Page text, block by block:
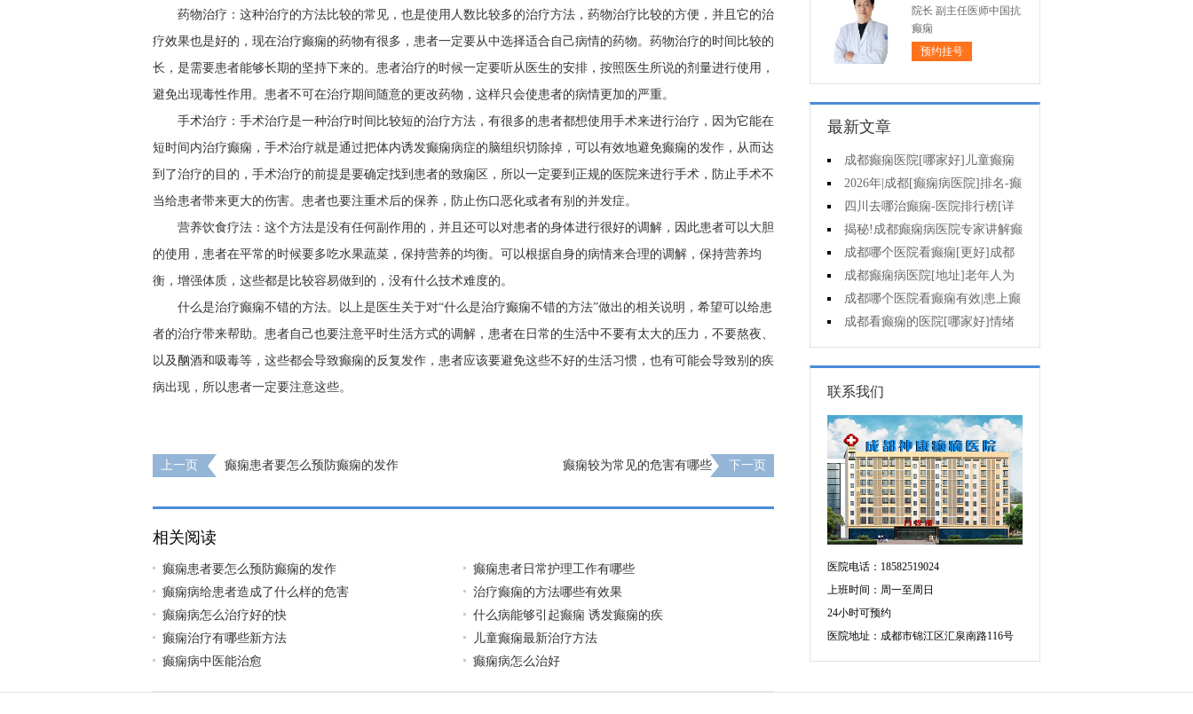
药物治疗：这种治疗的方法比较的常见，也是使用人数比较多的治疗方法，药物治疗比较的方便，并且它的治
疗效果也是好的，现在治疗癫痫的药物有很多，患者一定要从中选择适合自己病情的药物。药物治疗的时间比较的
长，是需要患者能够长期的坚持下来的。患者治疗的时候一定要听从医生的安排，按照医生所说的剂量进行使用，
避免出现毒性作用。患者不可在治疗期间随意的更改药物，这样只会使患者的病情更加的严重。
手术治疗：手术治疗是一种治疗时间比较短的治疗方法，有很多的患者都想使用手术来进行治疗，因为它能在
短时间内治疗癫痫，手术治疗就是通过把体内诱发癫痫病症的脑组织切除掉，可以有效地避免癫痫的发作，从而达
到了治疗的目的，手术治疗的前提是要确定找到患者的致痫区，所以一定要到正规的医院来进行手术，防止手术不
当给患者带来更大的伤害。患者也要注重术后的保养，防止伤口恶化或者有别的并发症。
营养饮食疗法：这个方法是没有任何副作用的，并且还可以对患者的身体进行很好的调解，因此患者可以大胆
的使用，患者在平常的时候要多吃水果蔬菜，保持营养的均衡。可以根据自身的病情来合理的调解，保持营养均
衡，增强体质，这些都是比较容易做到的，没有什么技术难度的。
什么是治疗癫痫不错的方法。以上是医生关于对“什么是治疗癫痫不错的方法”做出的相关说明，希望可以给患
者的治疗带来帮助。患者自己也要注意平时生活方式的调解，患者在日常的生活中不要有太大的压力，不要熬夜、
以及酗酒和吸毒等，这些都会导致癫痫的反复发作，患者应该要避免这些不好的生活习惯，也有可能会导致别的疾
病出现，所以患者一定要注意这些。
上一页 癫痫患者要怎么预防癫痫的发作 癫痫较为常见的危害有哪些 下一页
相关阅读
癫痫患者要怎么预防癫痫的发作
癫痫患者日常护理工作有哪些
癫痫病给患者造成了什么样的危害
治疗癫痫的方法哪些有效果
癫痫病怎么治疗好的快
什么病能够引起癫痫 诱发癫痫的疾
癫痫治疗有哪些新方法
儿童癫痫最新治疗方法
癫痫病中医能治愈
癫痫病怎么治好
院长 副主任医师中国抗
癫痫
预约挂号
最新文章
成都癫痫医院[哪家好]儿童癫痫
什么时候会发作?
2026年|成都[癫痫病医院]排名-癫
痫要怎样去治疗?
四川去哪治癫痫-医院排行榜[详
细排名]怎么辨别是不是癫痫?
揭秘!成都癫痫病医院专家讲解癫
痫这种病能治疗好吗?
成都哪个医院看癫痫[更好]成都
医院治疗癫痫病要花多少钱?
成都癫痫病医院[地址]老年人为
何会患有癫痫?
成都哪个医院看癫痫有效|患上癫
痫有什么危害?
成都看癫痫的医院[哪家好]情绪
失控会导致癫痫发作吗?
联系我们
医院电话：18582519024
上班时间：周一至周日
24小时可预约
医院地址：成都市锦江区汇泉南路116号